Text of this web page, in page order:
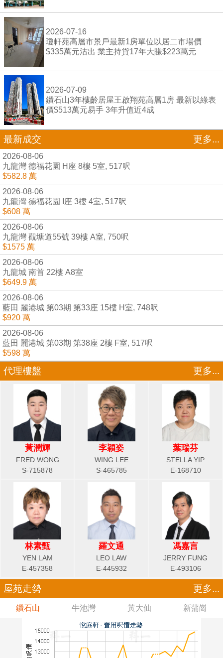
2026-07-16
瓊軒苑高層市景戶最新1房單位以居二市場價
$335萬元沽出 業主持貨17年大賺$223萬元
2026-07-09
鑽石山3年樓齡居屋王啟翔苑高層1房 最新以綠表
價$513萬元易手 3年升值近4成
最新成交 更多...
2026-08-06
九龍灣 德福花園 H座 8樓 5室, 517呎
$582.8 萬
2026-08-06
九龍灣 德福花園 I座 3樓 4室, 517呎
$608 萬
2026-08-06
九龍灣 觀塘道55號 39樓 A室, 750呎
$1575 萬
2026-08-06
九龍城 南首 22樓 A8室
$649.9 萬
2026-08-06
藍田 麗港城 第03期 第33座 15樓 H室, 748呎
$920 萬
2026-08-06
藍田 麗港城 第03期 第38座 2樓 F室, 517呎
$598 萬
代理樓盤 更多...
黃潤輝
FRED WONG
S-715878
李穎姿
WING LEE
S-465785
葉瑞芬
STELLA YIP
E-168710
林素甄
YEN LAM
E-457358
羅文通
LEO LAW
E-445932
馮嘉言
JERRY FUNG
E-493106
屋苑走勢 更多...
鑽石山 牛池灣 黃大仙 新蒲崗